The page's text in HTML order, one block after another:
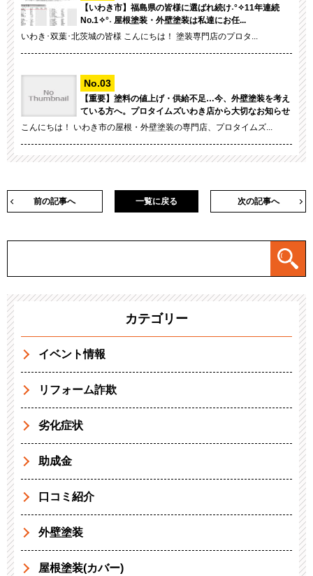
【いわき市】福島県の皆様に選ばれ続け˖°✧11年連続
No.1✧°˖ 屋根塗装・外壁塗装は私達にお任...
いわき･双葉･北茨城の皆様 こんにちは！ 塗装専門店のプロタ...
【重要】塗料の値上げ・供給不足…今、外壁塗装を考え
ている方へ。プロタイムズいわき店から大切なお知らせ
こんにちは！ いわき市の屋根・外壁塗装の専門店、プロタイムズ...
前の記事へ 次の記事へ
一覧に戻る
カテゴリー
イベント情報
リフォーム詐欺
劣化症状
助成金
口コミ紹介
外壁塗装
屋根塗装(カバー)